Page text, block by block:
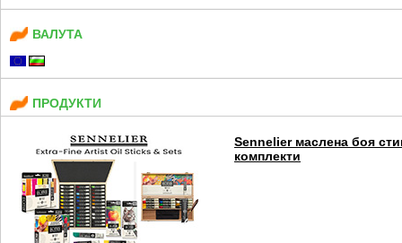
ВАЛУТА
ПРОДУКТИ
Sennelier маслена боя
комплекти